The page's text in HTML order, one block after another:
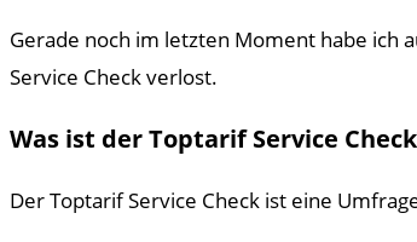
Gerade noch im letzten Moment habe ich
Service Check verlost.
Was ist der Toptarif Service
Der Toptarif Service Check ist eine